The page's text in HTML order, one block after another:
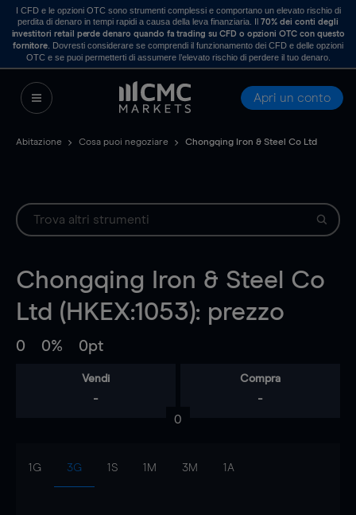
I CFD e le opzioni OTC sono strumenti complessi e comportano un elevato rischio di
perdita di denaro in tempi rapidi a causa della leva finanziaria. Il70% dei conti degli
investitori retail perde denaro quando fa trading su CFD o opzioni OTC con questo
fornitore . Dovresti considerare se comprendi il funzionamento dei CFD e delle opzioni
OTC e se puoi permetterti di assumere l’elevato rischio di perdere il tuo denaro.
Apri un conto
Abitazione Cosa puoi negoziare Chongqing Iron & Steel Co Ltd
Chongqing Iron & Steel Co
Ltd (HKEX:1053): prezzo
0 0% 0pt
Vendi
-
Compra
-
0
1G 3G 1S 1M 3M 1A